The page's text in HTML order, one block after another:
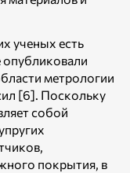
ученых есть
метрологии
[6]. Поскольку
собой
покрытия, в